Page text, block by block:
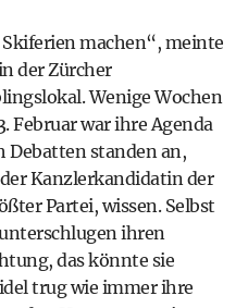
machen“, meinte
der Zürcher
Wenige Wochen
Februar war ihre Agenda
Debatten standen an,
Kanzlerkandidatin der
Partei, wissen. Selbst
ihren
das könnte sie
trug wie immer ihre